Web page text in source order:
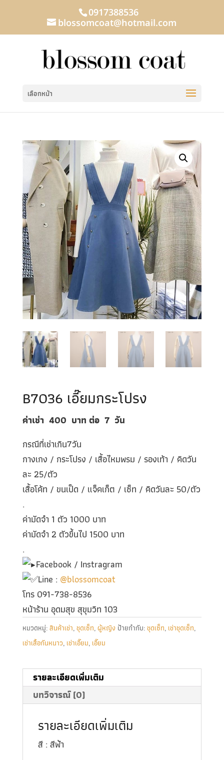
0917388536
blossomcoat@hotmail.com
เลือกหน้า
B7036 เอี๊ยมกระโปรง
ค่าเช่า 400 บาท ต่อ 7 วัน
กรณีที่เช่าเกิน7วัน
กางเกง / กระโปรง / เสื้อไหมพรม / รองเท้า / คิดวัน
ละ 25/ตัว
เสื้อโค้ท / ขนเป็ด / แจ็คเก็ต / เซ็ท / คิดวันละ 50/ตัว
.
ค่ามัดจำ 1 ตัว 1000 บาท
ค่ามัดจำ 2 ตัวขึ้นไป 1500 บาท
.
Facebook / Instragram
Line : @blossomcoat
โทร 091-738-8536
หน้าร้าน อุดมสุข สุขุมวิท 103
หมวดหมู่:สินค้าเช่า,ชุดเซ็ท,ผู้หญิง ป้ายกำกับ:ชุดเซ็ท, เช่าชุดเซ็ท,
เช่าเสื้อกันหนาว, เช่าเอี๊ยม, เอี๊ยม
รายละเอียดเพิ่มเติม
บทวิจารณ์ (0)
รายละเอียดเพิ่มเติม
สี : สีฟ้า